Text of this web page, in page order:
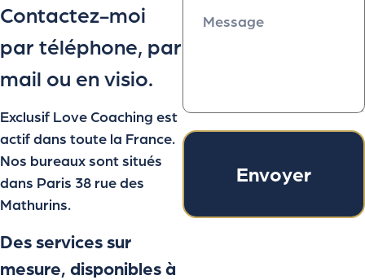
Contactez-moi
par téléphone, par
mail ou en visio.
Exclusif Love Coaching est
actif dans toute la France.
Nos bureaux sont situés
dans Paris 38 rue des
Mathurins.
Des services sur
mesure, disponibles à
Envoyer